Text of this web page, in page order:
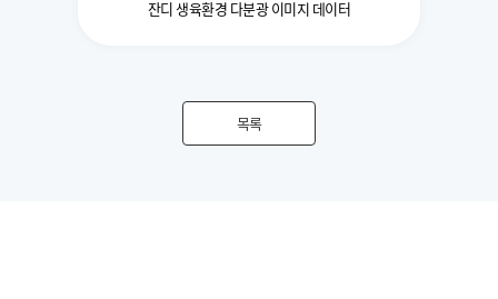
잔디 생육환경 다분광 이미지 데이터
목록